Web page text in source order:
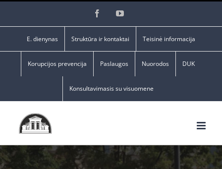
FacebookYouTube
E. dienynas Struktūra ir kontaktai Teisinė informacija
Korupcijos prevencija Paslaugos Nuorodos DUK
Konsultavimasis su visuomene